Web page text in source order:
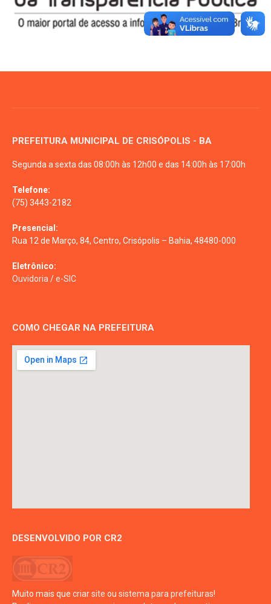
PREFEITURA MUNICIPAL DE CRISÓPOLIS - BA
Segunda a sexta das 08:00h às 12h00 e das 14:00h às 17:00h
Telefone:
(75) 3443-2182
Presencial:
Rua 12 de Março, 84, Centro, Crisópolis – Bahia, 48480-000
Eletrônico:
Ouvidoria /e-SIC
COMO CHEGAR NA PREFEITURA
DESENVOLVIDO POR CR2
Muito mais que criar site ou sistema para prefeituras!